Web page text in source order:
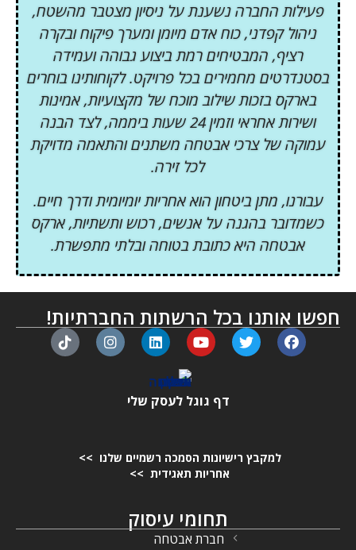
פעילות החברה נשענת על ניסיון מצטבר מהשטח,
ניהול קפדני, כוח אדם מיומן ומערך פיקוח ובקרה
רציף, המבטיחים רמת ביצוע גבוהה ועמידה
בסטנדרטים מחמירים בכל פרויקט. לקוחותינו בוחרים
בארקס בזכות שילוב מוכח של מקצועיות, אמינות
ושירות אחראי וזמין 24 שעות ביממה, לצד הבנה
עמוקה של צרכי אבטחה משתנים והתאמה מדויקת
לכל זירה.
עבורנו, מתן ביטחון הוא אחריות יומיומית ודרך חיים.
כשמדובר בהגנה על אנשים, רכוש ותשתיות, ארקס
אבטחה היא כתובת בטוחה ובלתי מתפשרת.
חפשו אותנו בכל הרשתות החברתיות!
דף גוגל לעסק שלי
למקבץ רישיונות הסמכה רשמיים שלנו >>
אחריות תאגידית >>
תחומי עיסוק
חברת אבטחה